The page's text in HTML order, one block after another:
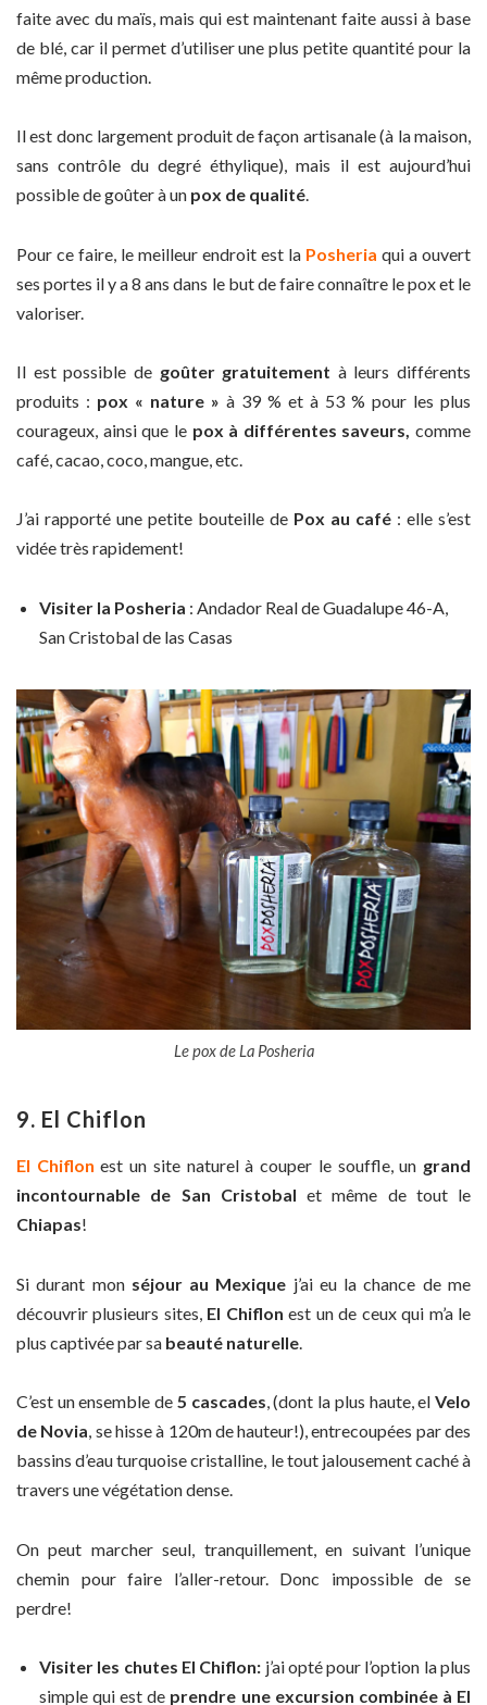
faite avec du maïs, mais qui est maintenant faite aussi à base
de blé, car il permet d’utiliser une plus petite quantité pour la
même production.
Il est donc largement produit de façon artisanale (à la maison,
sans contrôle du degré éthylique), mais il est aujourd’hui
possible de goûter à un pox de qualité.
Pour ce faire, le meilleur endroit est la Posheria qui a ouvert
ses portes il y a 8 ans dans le but de faire connaître le pox et le
valoriser.
Il est possible de goûter gratuitement à leurs différents
produits : pox « nature » à 39 % et à 53 % pour les plus
courageux, ainsi que le pox à différentes saveurs, comme
café, cacao, coco, mangue, etc.
J’ai rapporté une petite bouteille de Pox au café : elle s’est
vidée très rapidement!
Visiter la Posheria : Andador Real de Guadalupe 46-A,
San Cristobal de las Casas
Le pox de La Posheria
9. El Chiflon
El Chiflon est un site naturel à couper le souffle, un grand
incontournable de San Cristobal et même de tout le
Chiapas!
Si durant monséjour au Mexique j’ai eu la chance de me
découvrir plusieurs sites, El Chiflonest un de ceux qui m’a le
plus captivée par sa beauté naturelle
C’est un ensemble de 5 cascades, (dont la plus haute, elVelo
de Novia, se hisse à 120m de hauteur!), entrecoupées par des
bassins d’eau turquoise cristalline, le tout jalousement caché à
travers une végétation dense.
On peut marcher seul, tranquillement, en suivant l’unique
chemin pour faire l’aller-retour. Donc impossible de se
perdre!
Visiter les chutes El Chiflon: j’ai opté pour l’option la plus
simple qui est de prendre une excursion combinée à El